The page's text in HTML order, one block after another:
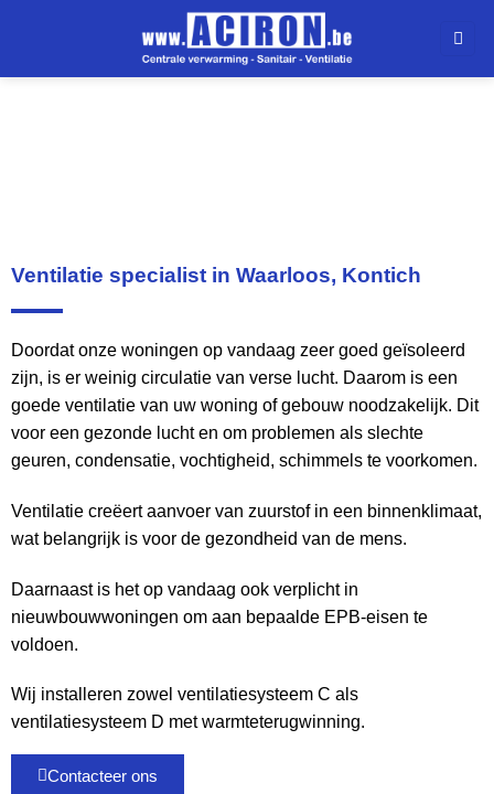
Ventilatie specialist in Waarloos, Kontich
Doordat onze woningen op vandaag zeer goed geïsoleerd
zijn, is er weinig circulatie van verse lucht. Daarom is een
goede ventilatie van uw woning of gebouw noodzakelijk. Dit
voor een gezonde lucht en om problemen als slechte
geuren, condensatie, vochtigheid, schimmels te voorkomen.
Ventilatie creëert aanvoer van zuurstof in een binnenklimaat,
wat belangrijk is voor de gezondheid van de mens.
​Daarnaast is het op vandaag ook verplicht in
nieuwbouwwoningen om aan bepaalde EPB-eisen te
voldoen.
​Wij installeren zowel ventilatiesysteem C als
ventilatiesysteem D met warmteterugwinning.
Contacteer ons